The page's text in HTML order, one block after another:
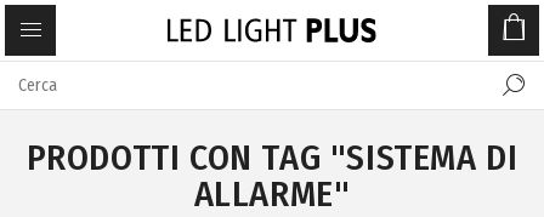
PRODOTTI CON TAG "SISTEMA DI
ALLARME"